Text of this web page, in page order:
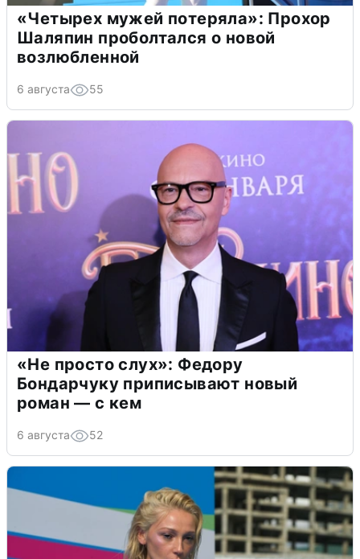
«Четырех мужей потеряла»: Прохор
Шаляпин проболтался о новой
возлюбленной
6 августа 55
«Не просто слух»: Федору
Бондарчуку приписывают новый
роман — с кем
6 августа 52